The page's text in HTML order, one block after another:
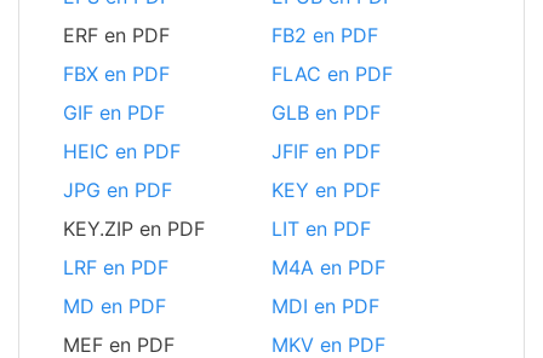
ERF en PDF
FB2 en PDF
FBX en PDF
FLAC en PDF
GIF en PDF
GLB en PDF
HEIC en PDF
JFIF en PDF
JPG en PDF
KEY en PDF
KEY.ZIP en PDF
LIT en PDF
LRF en PDF
M4A en PDF
MD en PDF
MDI en PDF
MEF en PDF
MKV en PDF